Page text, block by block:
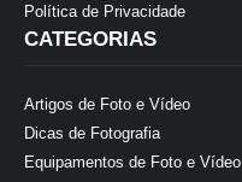
Política de Privacidade
CATEGORIAS
Artigos de Foto e Vídeo
Dicas de Fotografia
Equipamentos de Foto e Vídeo